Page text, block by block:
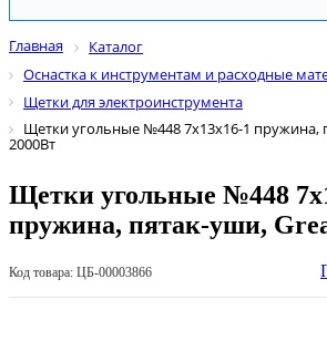
Главная
Каталог
Оснастка к инструментам и расходные
Щетки для электроинструмента
Щетки угольные №448 7х13х16-1 пружина,
2000Вт
Щетки угольные №448
пружина, пятак-уши,
Код товара: ЦБ-00003866